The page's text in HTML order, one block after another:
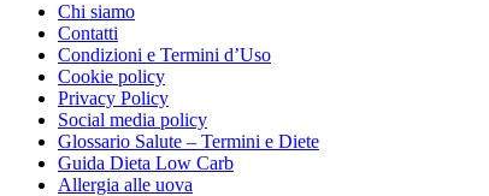
Chi siamo
Contatti
Condizioni e Termini d’Uso
Cookie policy
Privacy Policy
Social media policy
Glossario Salute – Termini e Diete
Guida Dieta Low Carb
Allergia alle uova